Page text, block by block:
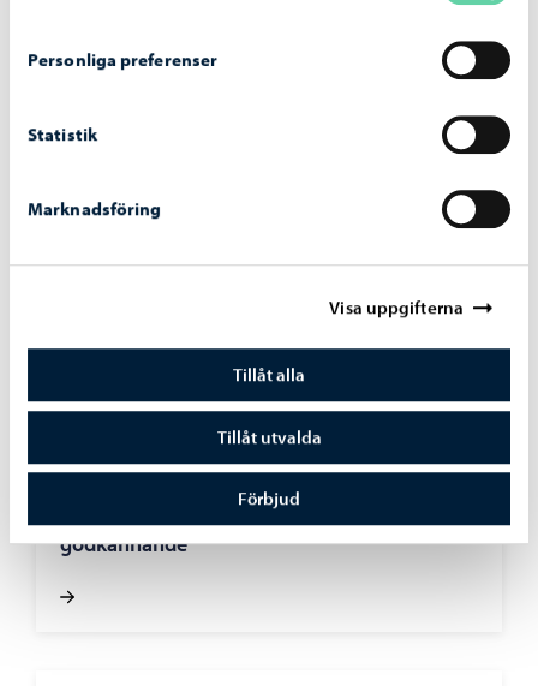
Personliga preferenser
Statistik
Marknadsföring
Visa uppgifterna
Tillåt alla
Tillåt utvalda
Förbjud
Utkastet till delgeneralplan för Sköldvik,
Planläggning-28.05.2026
Detaljplanen Äppelgården II framskrider till
godkännande